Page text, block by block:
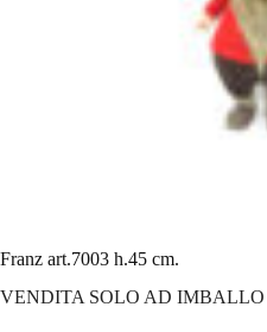
Franz art.7003 h.45 cm.
VENDITA SOLO AD IMBALLO